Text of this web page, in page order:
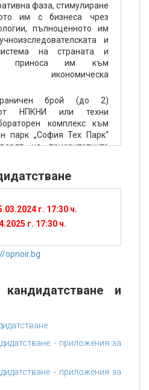
фаза, стимулиране
им с бизнеса чрез
пълноценното им
и
на страната и
приноса им към
икономическа
брой (до 2)
от НПКНИ или техни
комплекс към
парк „София Тех Парк“
на приоритетните
на България по
морските изследвания
принос за развитие на
г. 17:30 ч.
г. 17:30 ч.
opnoir.bg
и
- приложения за
- приложения за